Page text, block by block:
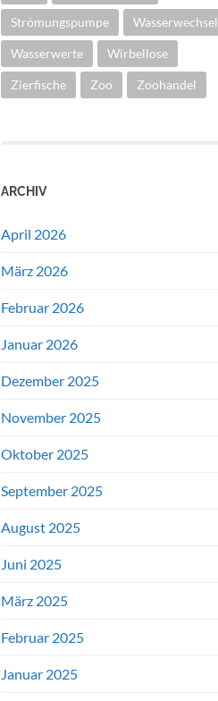
Strömungspumpe Wasserwechsel
Wasserwerte Wirbellose
Zierfische Zoo Zoohandel
ARCHIV
April 2026
März 2026
Februar 2026
Januar 2026
Dezember 2025
November 2025
Oktober 2025
September 2025
August 2025
Juni 2025
März 2025
Februar 2025
Januar 2025